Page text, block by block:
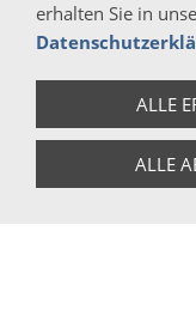
Aromen, Stabilisator:
SCHALENFRÜCHTE,
G PRODUKT)
erhalten Sie in
ALLE
ALLE